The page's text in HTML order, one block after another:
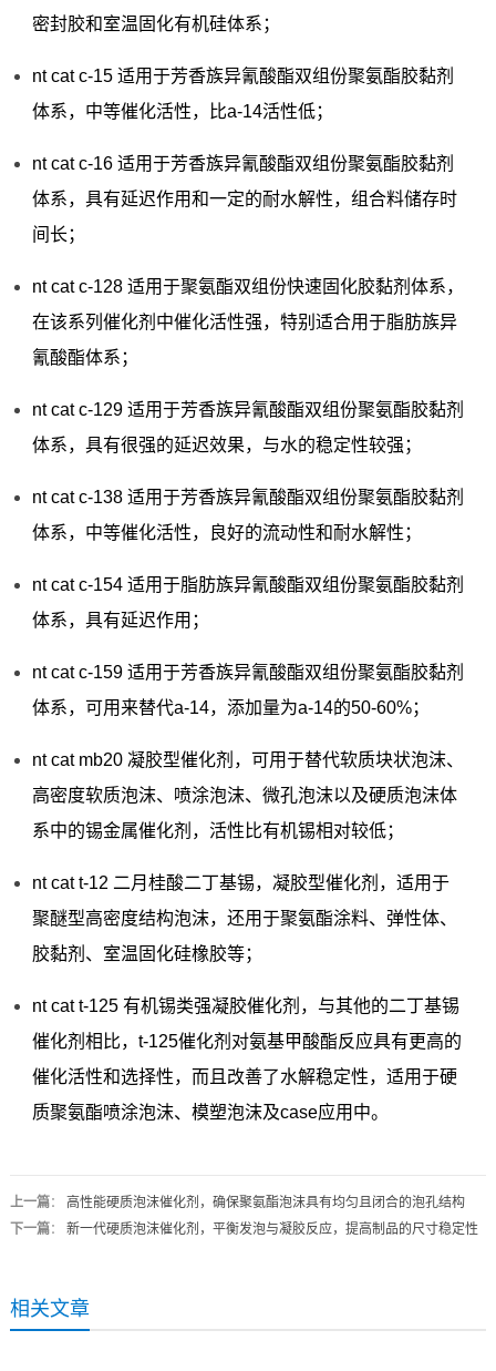
密封胶和室温固化有机硅体系；
nt cat c-15 适用于芳香族异氰酸酯双组份聚氨酯胶黏剂
体系，中等催化活性，比a-14活性低；
nt cat c-16 适用于芳香族异氰酸酯双组份聚氨酯胶黏剂
体系，具有延迟作用和一定的耐水解性，组合料储存时
间长；
nt cat c-128 适用于聚氨酯双组份快速固化胶黏剂体系，
在该系列催化剂中催化活性强，特别适合用于脂肪族异
氰酸酯体系；
nt cat c-129 适用于芳香族异氰酸酯双组份聚氨酯胶黏剂
体系，具有很强的延迟效果，与水的稳定性较强；
nt cat c-138 适用于芳香族异氰酸酯双组份聚氨酯胶黏剂
体系，中等催化活性，良好的流动性和耐水解性；
nt cat c-154 适用于脂肪族异氰酸酯双组份聚氨酯胶黏剂
体系，具有延迟作用；
nt cat c-159 适用于芳香族异氰酸酯双组份聚氨酯胶黏剂
体系，可用来替代a-14，添加量为a-14的50-60%；
nt cat mb20 凝胶型催化剂，可用于替代软质块状泡沫、
高密度软质泡沫、喷涂泡沫、微孔泡沫以及硬质泡沫体
系中的锡金属催化剂，活性比有机锡相对较低；
nt cat t-12 二月桂酸二丁基锡，凝胶型催化剂，适用于
聚醚型高密度结构泡沫，还用于聚氨酯涂料、弹性体、
胶黏剂、室温固化硅橡胶等；
nt cat t-125 有机锡类强凝胶催化剂，与其他的二丁基锡
催化剂相比，t-125催化剂对氨基甲酸酯反应具有更高的
催化活性和选择性，而且改善了水解稳定性，适用于硬
质聚氨酯喷涂泡沫、模塑泡沫及case应用中。
上一篇： 高性能硬质泡沫催化剂，确保聚氨酯泡沫具有均匀且闭合的泡孔结构
下一篇： 新一代硬质泡沫催化剂，平衡发泡与凝胶反应，提高制品的尺寸稳定性
相关文章